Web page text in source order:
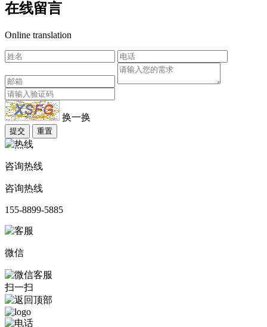
在线留言
Online translation
换一换
提交 重置
咨询热线
咨询热线
155-8899-5885
微信
扫一扫